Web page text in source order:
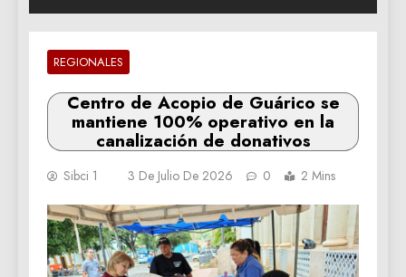
REGIONALES
Centro de Acopio de Guárico se
mantiene 100% operativo en la
canalización de donativos
Sibci 1 3 De Julio De 2026 0 2 Mins